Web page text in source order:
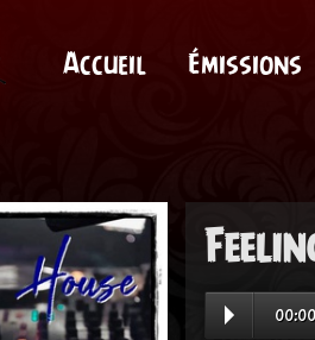
Accueil Émissions
00:00